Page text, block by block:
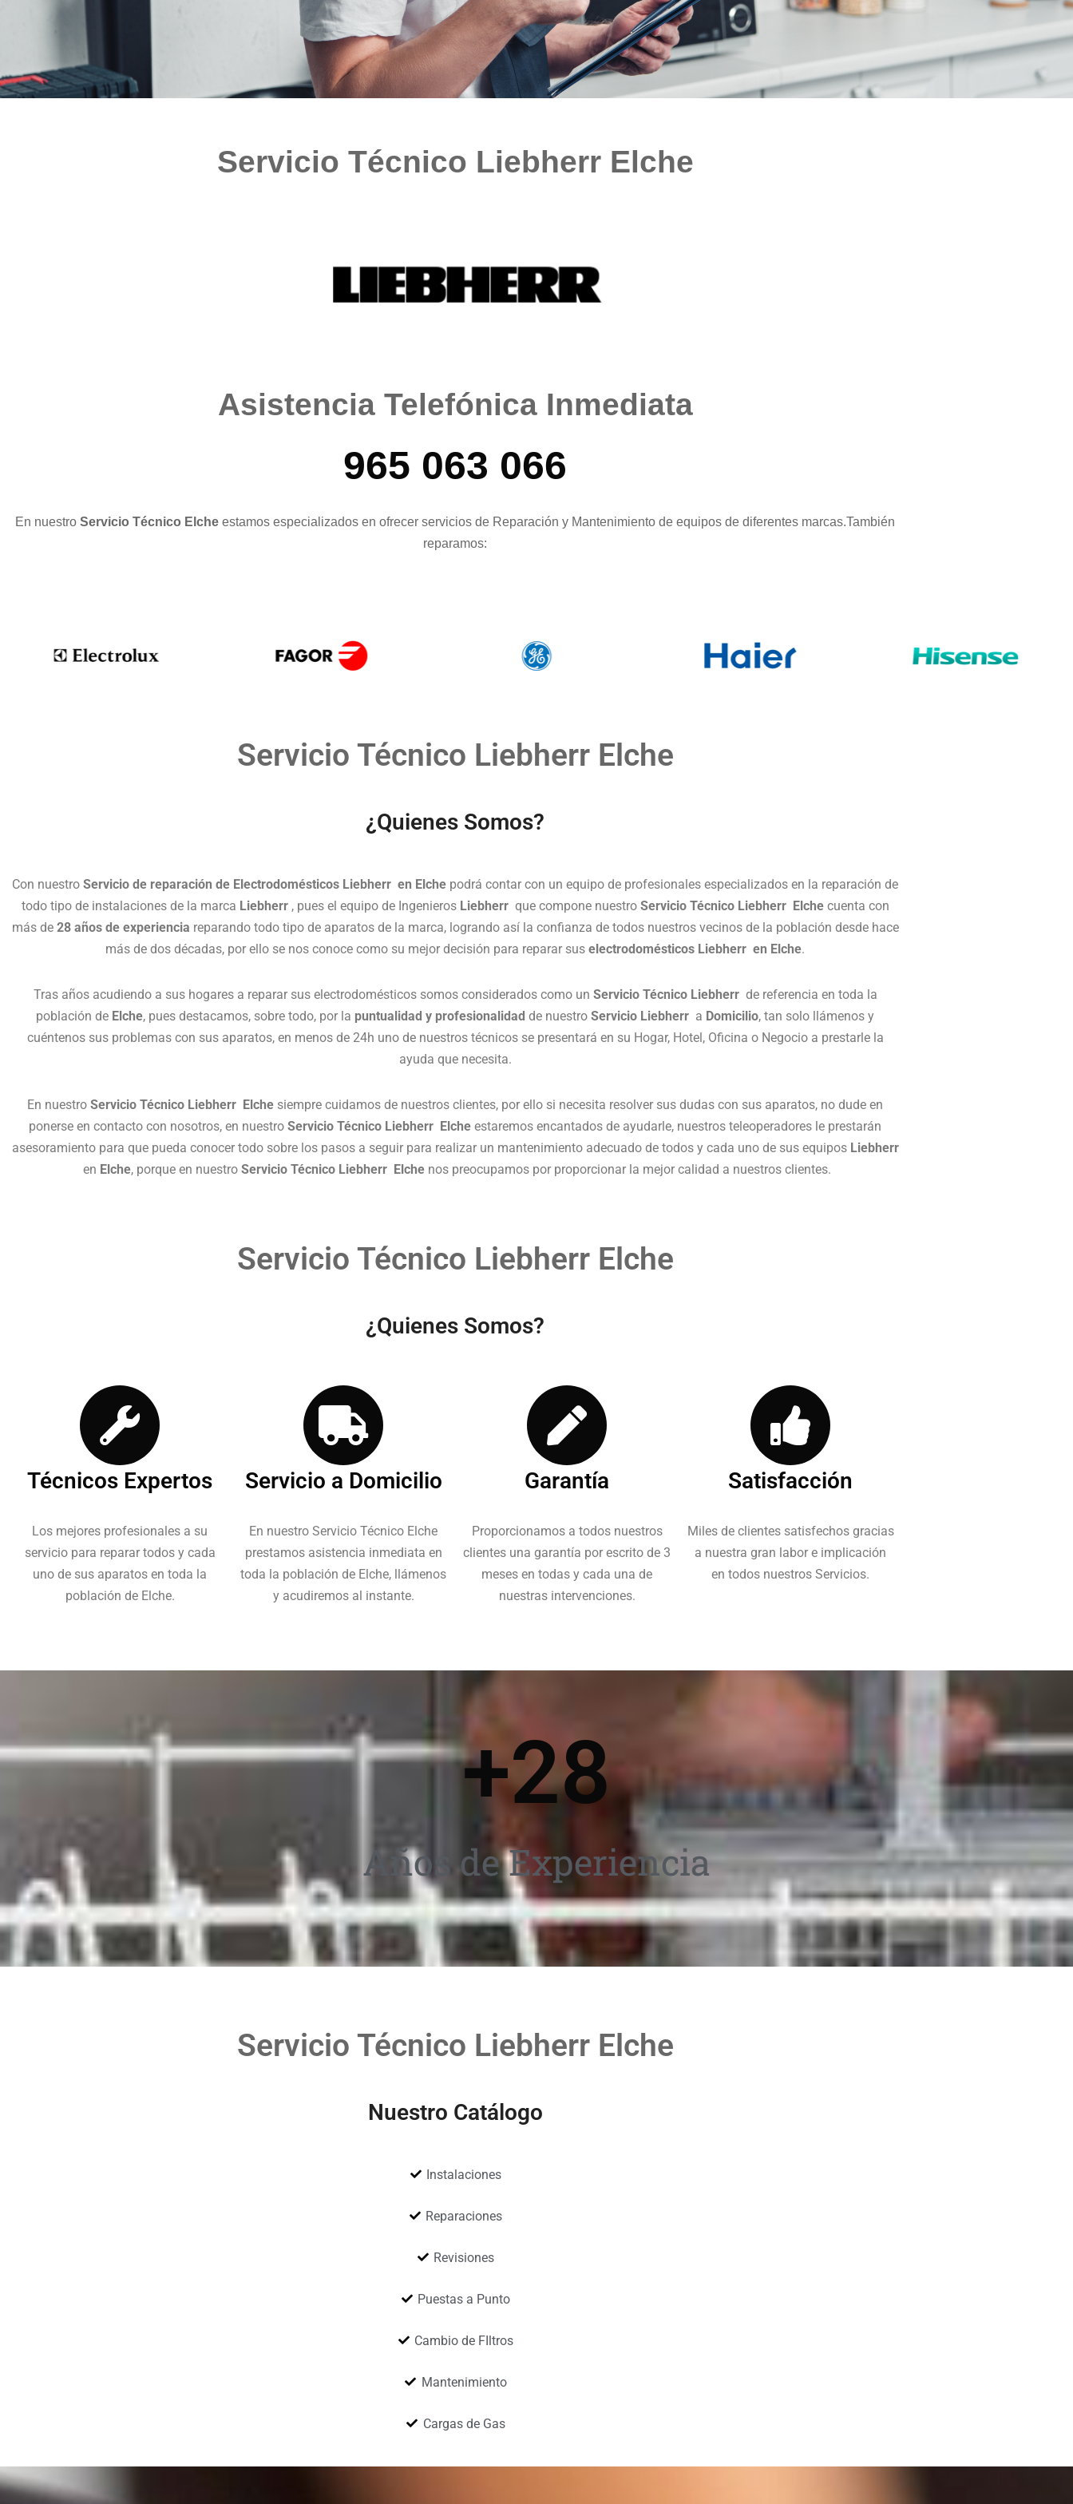
Servicio Técnico Liebherr Elche
Asistencia Telefónica Inmediata​​​
965 063 066
En nuestro Servicio Técnico Elche estamos especializados en ofrecer servicios de Reparación y Mantenimiento de equipos de diferentes marcas.También
reparamos:
Servicio Técnico Liebherr Elche
¿Quienes Somos?
Con nuestro Servicio de reparación de Electrodomésticos Liebherr en Elche podrá contar con un equipo de profesionales especializados en la reparación de
todo tipo de instalaciones de la marca Liebherr , pues el equipo de Ingenieros Liebherr que compone nuestro Servicio Técnico Liebherr Elchecuenta con
más de 28 años de experiencia reparando todo tipo de aparatos de la marca, logrando así la confianza de todos nuestros vecinos de la población desde hace
más de dos décadas, por ello se nos conoce como su mejor decisión para reparar sus electrodomésticos Liebherr en Elche.
Tras años acudiendo a sus hogares a reparar sus electrodomésticos somos considerados como un Servicio Técnico Liebherr de referencia en toda la
población de Elche, pues destacamos, sobre todo, por la puntualidad y profesionalidad de nuestro Servicio Liebherr a Domicilio, tan solo llámenos y
cuéntenos sus problemas con sus aparatos, en menos de 24h uno de nuestros técnicos se presentará en su Hogar, Hotel, Oficina o Negocio a prestarle la
ayuda que necesita.
En nuestro Servicio Técnico Liebherr Elche siempre cuidamos de nuestros clientes, por ello si necesita resolver sus dudas con sus aparatos, no dude en
ponerse en contacto con nosotros, en nuestro Servicio Técnico Liebherr Elche estaremos encantados de ayudarle, nuestros teleoperadores le prestarán
asesoramiento para que pueda conocer todo sobre los pasos a seguir para realizar un mantenimiento adecuado de todos y cada uno de sus equipos Liebherr
en Elche, porque en nuestro Servicio Técnico Liebherr Elchenos preocupamos por proporcionar la mejor calidad a nuestros clientes.
Servicio Técnico Liebherr Elche
¿Quienes Somos?
Técnicos Expertos
Los mejores profesionales a su
servicio para reparar todos y cada
uno de sus aparatos en toda la
población de Elche.
Servicio a Domicilio
En nuestro Servicio Técnico Elche
prestamos asistencia inmediata en
toda la población de Elche, llámenos
y acudiremos al instante.
Garantía
Proporcionamos a todos nuestros
clientes una garantía por escrito de 3
meses en todas y cada una de
nuestras intervenciones.
Satisfacción
Miles de clientes satisfechos gracias
a nuestra gran labor e implicación
en todos nuestros Servicios.
Años de Experiencia
+28
Servicio Técnico Liebherr Elche
Nuestro Catálogo
Instalaciones
Reparaciones
Revisiones
Puestas a Punto
Cambio de FIltros
Mantenimiento
Cargas de Gas